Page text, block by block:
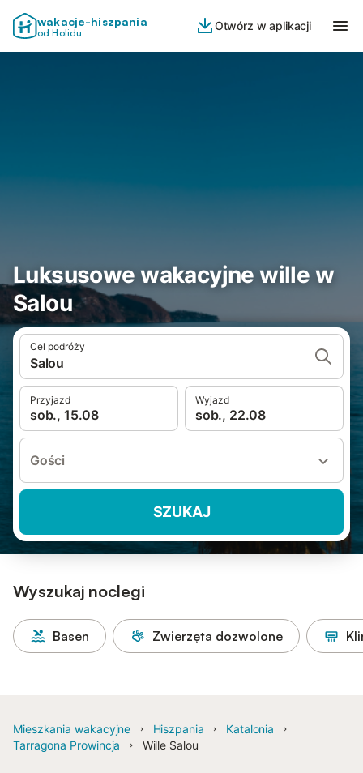
wakacje-hiszpania
od Holidu
Otwórz w aplikacji
Luksusowe wakacyjne wille w
Salou
Cel podróży
Salou
Przyjazd
sob., 15.08
Wyjazd
sob., 22.08
Gości
SZUKAJ
Wyszukaj noclegi
Basen Zwierzęta dozwolone
Mieszkania wakacyjne Hiszpania
Katalonia
Tarragona Prowincja
Wille Salou